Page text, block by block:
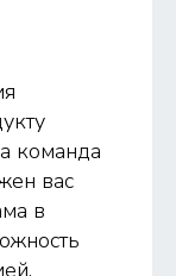
команда
вас
в